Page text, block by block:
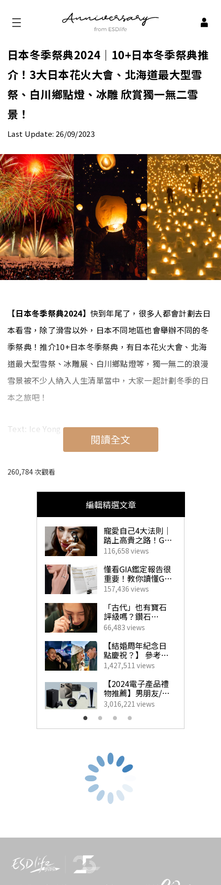
日本冬季祭典2024｜10+日本冬季祭典推
介！3大日本花火大會、北海道最大型雪
祭、白川鄉點燈、冰雕 欣賞獨一無二雪
景！
Last Update: 26/09/2023
【日本冬季祭典2024】 快到年尾了，很多人都會計劃去日
本看雪，除了滑雪以外，日本不同地區也會舉辦不同的冬
季祭典！推介10+日本冬季祭典，有日本花火大會、北海
道最大型雪祭、冰雕展、白川鄉點燈等，獨一無二的浪漫
雪景被不少人納入人生清單當中，大家一起計劃冬季的日
本之旅吧！
Text: Ice Yong
▾快速瀏覽：日本冬季祭典2024▾
日本冬季祭典2024｜1. 三大雪祭——札幌雪祭
日本冬季祭典2024｜2. 三大雪祭——旭川冬祭
日本冬季祭典2024｜3. 三大雪祭——津南雪祭
日本冬季祭典2024｜4. 白川鄉合掌村點燈祭
日本冬季祭典2024｜6. 兩大雪屋祭——橫手雪屋祭
日本冬季祭典2024｜7. 兩大雪屋祭——湯西川溫泉雪屋
日本冬季祭典2024｜8. 三大日本花火大會——若草山燒
日本冬季祭典2024｜9. 三大日本花火大會——層雲峽冰
日本冬季祭典2024｜10. 三大日本花火大會——越後妻
日本冬季祭典2024｜1. 三大雪祭
閱讀全文
260,784 次觀看
編輯精選文章
寵愛自己4大法則｜
踏上高貴之路！GIA
珠寶鑽飾必備指南
116,658 views
懂看GIA鑑定報告很
重要！教你讀懂GIA
4C外的重要訊息！
揀珠寶商如挑對醫
生 挑選心儀寶石不
求人！
157,436 views
「古代」也有寶石
評級嗎？鑽石
「4C」是如何創
立？一文帶你了解
GIA對鑽石鑑定的影
響力！
66,483 views
【結婚周年紀念日
點慶祝？】 參考男
藝人甜蜜慶祝點子
為另一半製造驚
喜！
1,427,511 views
【2024電子產品禮
物推薦】男朋友/老
公最想收到的實用
生日禮物
3,016,221 views